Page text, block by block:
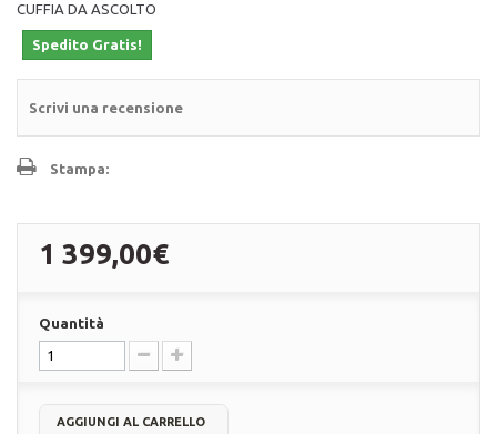
CUFFIA DA ASCOLTO
Spedito Gratis!
Scrivi una recensione
Stampa:
1 399,00€
Quantità
AGGIUNGI AL CARRELLO